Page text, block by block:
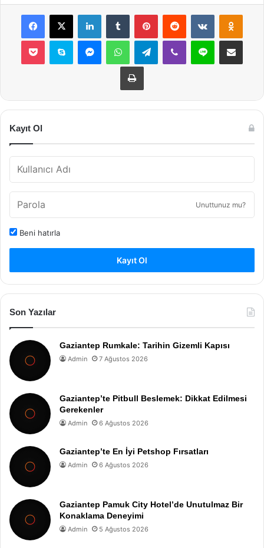
Facebook
X LinkedInTumblr PinterestReddit VKontakte
Pocket Skype MessengerWhatsAppTelegramViber Line E-Posta ile
Yazdır
Kayıt Ol
Unuttunuz mu?
Beni hatırla
Kayıt Ol
Son Yazılar
Gaziantep Rumkale: Tarihin Gizemli Kapısı
Admin 7 Ağustos 2026
Gaziantep’te Pitbull Beslemek: Dikkat Edilmesi
Gerekenler
Admin 6 Ağustos 2026
Gaziantep’te En İyi Petshop Fırsatları
Admin 6 Ağustos 2026
Gaziantep Pamuk City Hotel’de Unutulmaz Bir
Konaklama Deneyimi
Admin 5 Ağustos 2026